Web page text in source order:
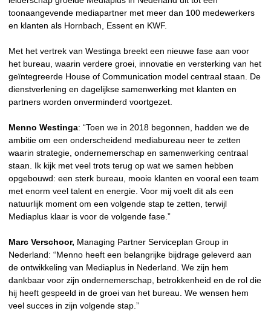
toonaangevende mediapartner met meer dan 100 medewerkers
en klanten als Hornbach, Essent en KWF.
Met het vertrek van Westinga breekt een nieuwe fase aan voor
het bureau, waarin verdere groei, innovatie en versterking van het
geïntegreerde House of Communication model centraal staan. De
dienstverlening en dagelijkse samenwerking met klanten en
partners worden onverminderd voortgezet.
Menno Westinga: “Toen we in 2018 begonnen, hadden we de
ambitie om een onderscheidend mediabureau neer te zetten
waarin strategie, ondernemerschap en samenwerking centraal
staan. Ik kijk met veel trots terug op wat we samen hebben
opgebouwd: een sterk bureau, mooie klanten en vooral een team
met enorm veel talent en energie. Voor mij voelt dit als een
natuurlijk moment om een volgende stap te zetten, terwijl
Mediaplus klaar is voor de volgende fase.”
Marc Verschoor, Managing Partner Serviceplan Group in
Nederland: “Menno heeft een belangrijke bijdrage geleverd aan
de ontwikkeling van Mediaplus in Nederland. We zijn hem
dankbaar voor zijn ondernemerschap, betrokkenheid en de rol die
hij heeft gespeeld in de groei van het bureau. We wensen hem
veel succes in zijn volgende stap.”